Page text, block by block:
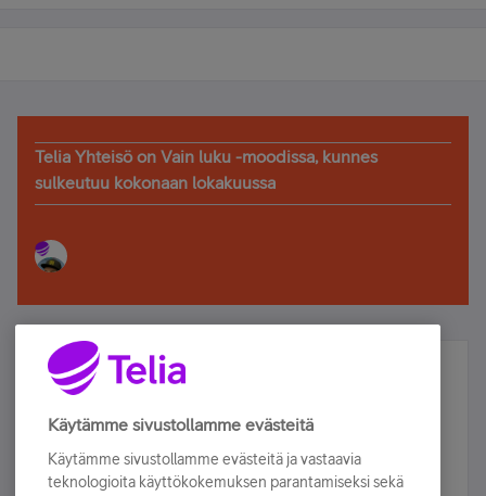
Telia Yhteisö on Vain luku -moodissa, kunnes
sulkeutuu kokonaan lokakuussa
Älä jää paitsi – osallistu ja voita!
Tilaa Telian uutiskirje ja olet mukana arvonnassa.
sähköpostiisi.
Käytämme sivustollamme evästeitä
Käytämme sivustollamme evästeitä ja vastaavia
teknologioita käyttökokemuksen parantamiseksi sekä